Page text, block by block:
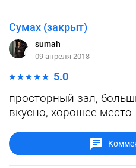
Сумах (закрыт)
sumah
09 апреля 2018
5.0
просторный зал,
вкусно, хорошее место